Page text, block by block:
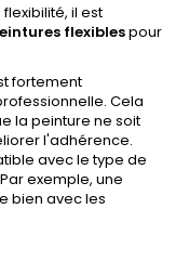
il est
flexiblespour
fortement
Cela
la peinture ne soit
l'adhérence.
avec le type de
exemple, une
bien avec les